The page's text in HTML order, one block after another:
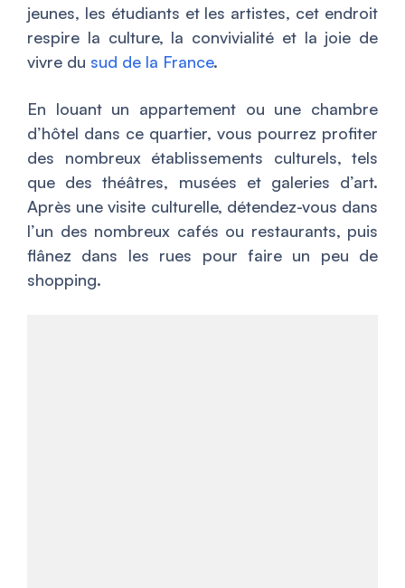
jeunes, les étudiants et les artistes, cet endroit
respire la culture, la convivialité et la joie de
vivre du sud de la France.
En louant un appartement ou une chambre
d’hôtel dans ce quartier, vous pourrez profiter
des nombreux établissements culturels, tels
que des théâtres, musées et galeries d’art.
Après une visite culturelle, détendez-vous dans
l’un des nombreux cafés ou restaurants, puis
flânez dans les rues pour faire un peu de
shopping.